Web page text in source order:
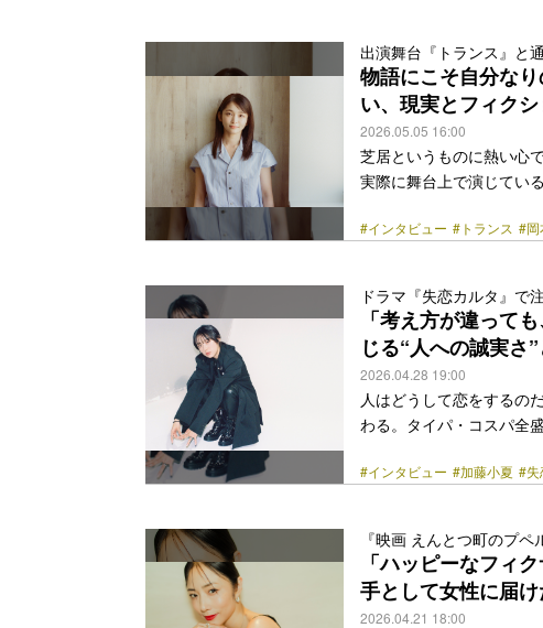
クターだ。本作でもまた
品を通して、林の人生は
class="more-link"
出演舞台『トランス』と
物語にこそ自分な
い、現実とフィク
2026.05.05 16:00
芝居というものに熱い心
実際に舞台上で演じてい
うか。 彼女が現在挑んで
ているのか。彼女が口を
ち上がる。 自分のこと
class="more-link"
#インタビュー #トランス #岡
ドラマ『失恋カルタ』で
「考え方が違って
じる“人への誠実さ
2026.04.28 19:00
人はどうして恋をするの
わる。タイパ・コスパ全
のリアルな心情を描いた
には、恋よりももっと
情の話だ。 23歳くらい
class="more-link"
#インタビュー #加藤小夏 #失
『映画 えんとつ町のプ
「ハッピーなフィ
手として女性に届け
2026.04.21 18:00